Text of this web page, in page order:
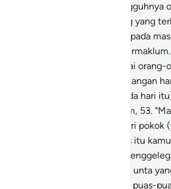
(kepada mereka): "Sesungguhnya
telah lalu dan orang-orang yang
"Tetap akan dihimpunkan pada
- pada hari kiamat yang termaklum.
sesungguhnya kamu wahai orang-
yang mendustakan (kedatangan
Tetap akan memakan (pada hari
pokok, iaitu pokok zaqqum, 53.
memenuhi perut kamu dari pokok
"Selepas itu
pula dari air panas yang
kamu akan minum seperti unta
sentiasa dahaga dan tidak puas-